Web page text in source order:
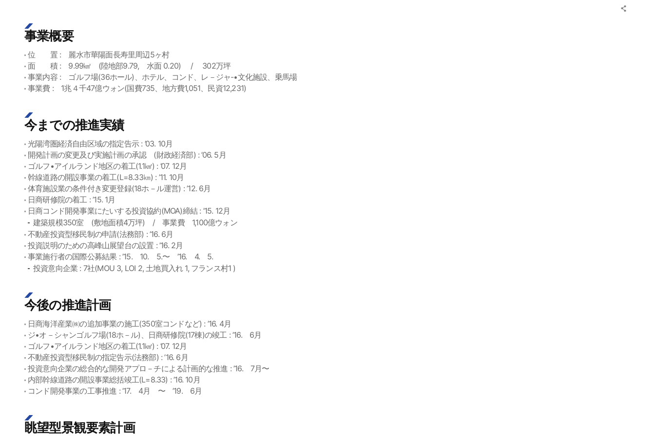
事業概要
位 置 : 麗水市華陽面長寿里周辺5ヶ村
面 積 : 9.99㎢ (陸地部9.79, 水面 0.20) / 302万坪
事業内容 : ゴルフ場(36ホール)、ホテル、コンド、レ－ジャ-•文化施設、乗馬場
事業費 : 1兆４千47億ウォン(国費735、地方費1,051、民資12,231)
今までの推進実績
光陽湾圏経済自由区域の指定告示 : ’03. 10月
開発計画の変更及び実施計画の承認 (財政経済部) : ’06. 5月
ゴルフ•アイルランド地区の着工(1.1㎢) : ’07. 12月
幹線道路の開設事業の着工(L=8.33㎞) : ’11. 10月
体育施設業の条件付き変更登録(18ホ－ル運営) : ’12. 6月
日商研修院の着工 : ’15. 1月
日商コンド開発事業にたいする投資協約(MOA)締結 : ’15. 12月
建築規模350室 (敷地面積4万坪) / 事業費 1,100億ウォン
不動産投資型移民制の申請(法務部) : ’16. 6月
投資説明のための高峰山展望台の設置 : ’16. 2月
事業施行者の国際公募結果 : ’15. 10. 5.〜 ’16. 4. 5.
投資意向企業 : 7社(MOU 3, LOI 2, 土地買入れ 1, フランス村1 )
今後の推進計画
日商海洋産業㈱の追加事業の施工(350室コンドなど) : ’16. 4月
ジ•オ－シャンゴルフ場(18ホ－ル)、日商研修院(17棟)の竣工 : ’16. 6月
ゴルフ•アイルランド地区の着工(1.1㎢) : ’07. 12月
不動産投資型移民制の指定告示(法務部) : ’16. 6月
投資意向企業の総合的な開発アプロ－チによる計画的な推進 : ’16. 7月〜
内部幹線道路の開設事業総括竣工(L=8.33) : ’16. 10月
コンド開発事業の工事推進 : ’17. 4月 〜 ’19. 6月
眺望型景観要素計画